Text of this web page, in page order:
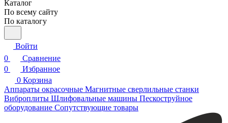
Каталог
По всему сайту
По каталогу
Войти
0
Сравнение
0
Избранное
0 Корзина
Аппараты окрасочные Магнитные сверлильные станки
Виброплиты Шлифовальные машины Пескоструйное
оборудование Сопутствующие товары